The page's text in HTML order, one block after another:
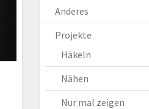
Anderes
Projekte
Häkeln
Nähen
Nur mal zeigen